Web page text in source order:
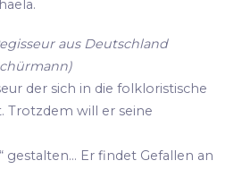
aus Deutschland
der sich in die folkloristische
Trotzdem will er seine
gestalten... Er findet Gefallen an